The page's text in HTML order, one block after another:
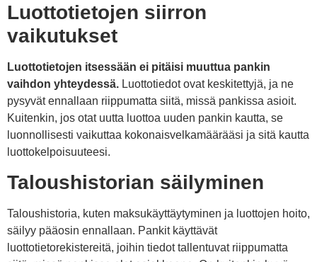
Luottotietojen siirron
vaikutukset
Luottotietojen itsessään ei pitäisi muuttua pankin
vaihdon yhteydessä. Luottotiedot ovat keskitettyjä, ja ne
pysyvät ennallaan riippumatta siitä, missä pankissa asioit.
Kuitenkin, jos otat uutta luottoa uuden pankin kautta, se
luonnollisesti vaikuttaa kokonaisvelkamäärääsi ja sitä kautta
luottokelpoisuuteesi.
Taloushistorian säilyminen
Taloushistoria, kuten maksukäyttäytyminen ja luottojen hoito,
säilyy pääosin ennallaan. Pankit käyttävät
luottotietorekistereitä, joihin tiedot tallentuvat riippumatta